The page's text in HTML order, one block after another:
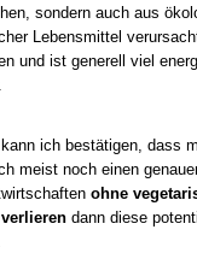
sondern auch aus
Lebensmittel
und ist generell viel
ich bestätigen, dass
meist noch einen
ohne
dann diese